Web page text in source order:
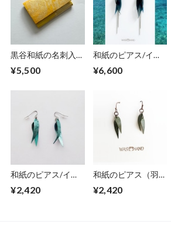
黒谷和紙の名刺入れ
¥5,500
和紙のピアス/イヤ
M
¥6,600
和紙のピアス/イヤ
アブルー】S
¥2,420
和紙のピアス（羽）
¥2,420